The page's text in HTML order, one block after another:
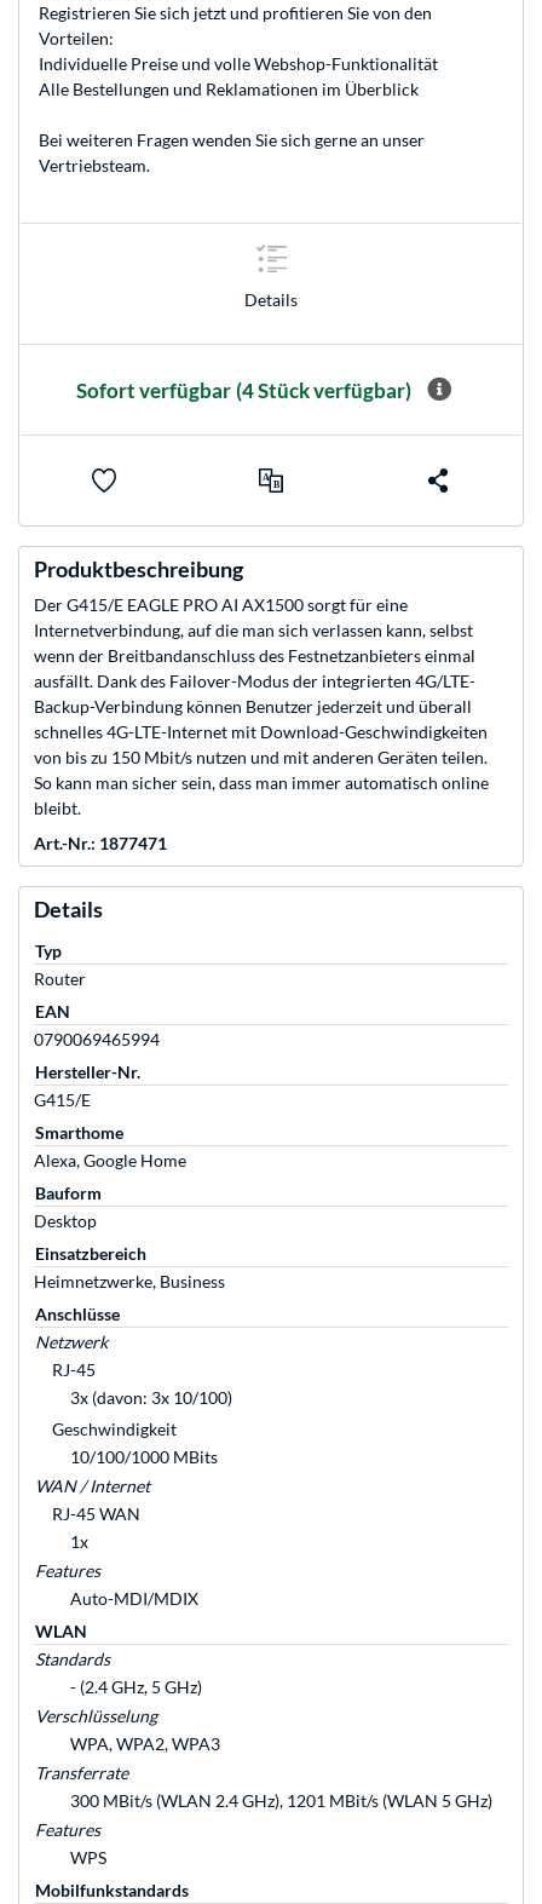
Registrieren Sie sich jetzt und profitieren Sie von den
Vorteilen:
Individuelle Preise und volle Webshop-Funktionalität
Alle Bestellungen und Reklamationen im Überblick
Bei weiteren Fragen wenden Sie sich gerne an unser
Vertriebsteam.
Details
Sofort verfügbar (4 Stück verfügbar)
Produktbeschreibung
Der G415/E EAGLE PRO AI AX1500 sorgt für eine
Internetverbindung, auf die man sich verlassen kann, selbst
wenn der Breitbandanschluss des Festnetzanbieters einmal
ausfällt. Dank des Failover-Modus der integrierten 4G/LTE-
Backup-Verbindung können Benutzer jederzeit und überall
schnelles 4G-LTE-Internet mit Download-Geschwindigkeiten
von bis zu 150 Mbit/s nutzen und mit anderen Geräten teilen.
So kann man sicher sein, dass man immer automatisch online
bleibt.
Art.-Nr.: 1877471
Details
Typ
Router
EAN
0790069465994
Hersteller-Nr.
G415/E
Smarthome
Alexa, Google Home
Bauform
Desktop
Einsatzbereich
Heimnetzwerke, Business
Anschlüsse
Netzwerk
RJ-45
3x (davon: 3x 10/100)
Geschwindigkeit
10/100/1000 MBits
WAN / Internet
RJ-45 WAN
1x
Features
Auto-MDI/MDIX
WLAN
Standards
- (2.4 GHz, 5 GHz)
Verschlüsselung
WPA, WPA2, WPA3
Transferrate
300 MBit/s (WLAN 2.4 GHz), 1201 MBit/s (WLAN 5 GHz)
Features
WPS
Mobilfunkstandards